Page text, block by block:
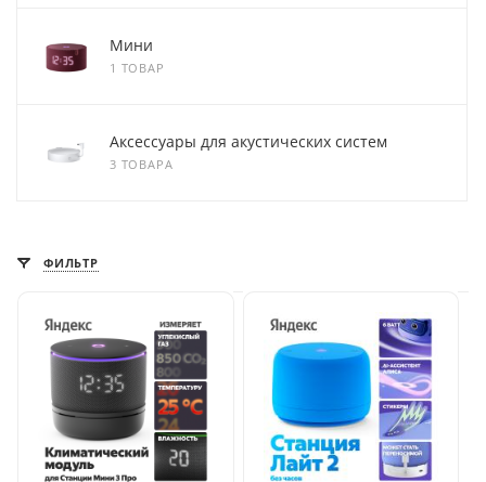
Мини
1 ТОВАР
Аксессуары для акустических систем
3 ТОВАРА
ФИЛЬТР